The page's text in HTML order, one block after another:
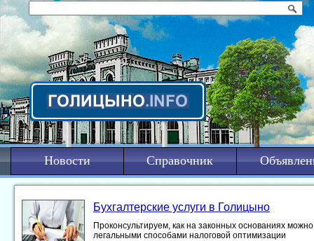
Новости Справочник
Бухгалтерские услуги в Голицыно
Проконсультируем, как на законных основаниях
легальными способами налоговой оптимизации